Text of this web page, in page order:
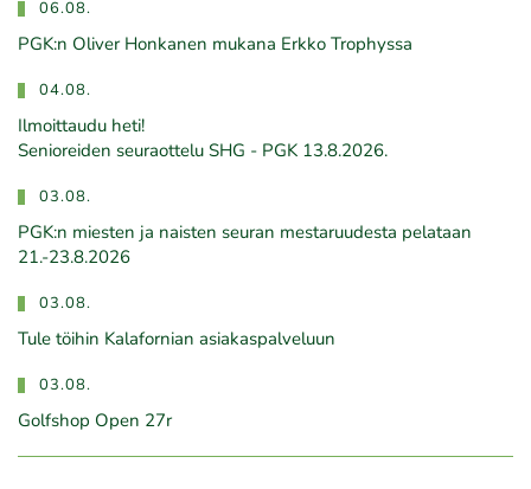
06.08.
PGK:n Oliver Honkanen mukana Erkko Trophyssa
04.08.
Ilmoittaudu heti!
​​​​​​​Senioreiden seuraottelu SHG - PGK 13.8.2026.
03.08.
PGK:n miesten ja naisten seuran mestaruudesta pelataan
21.-23.8.2026
03.08.
Tule töihin Kalafornian asiakaspalveluun
03.08.
Golfshop Open 27r